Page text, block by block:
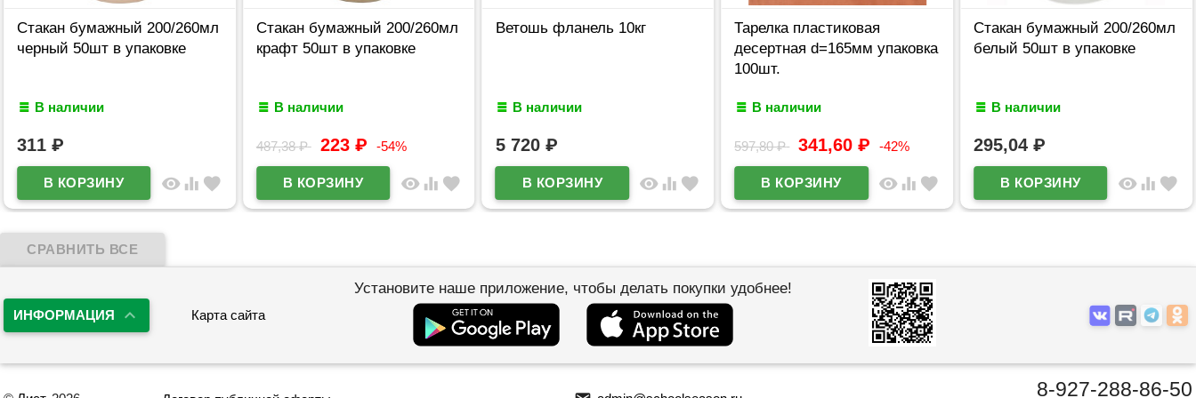
Стакан бумажный 200/260мл
черный 50шт в упаковке
В наличии
311 ₽
visibility equalizer favorite
Стакан бумажный 200/260мл
крафт 50шт в упаковке
В наличии
487,38₽ 223 ₽ -54%
visibility equalizer favorite
Ветошь фланель 10кг
В наличии
5 720 ₽
visibility equalizer favorite
Тарелка пластиковая
десертная d=165мм упаковка
100шт.
В наличии
597,80₽ 341,60₽ -42%
visibility equalizer favorite
Стакан бумажный 200/260мл
белый 50шт в упаковке
В наличии
295,04₽
visibility equalizer favorite
ИНФОРМАЦИЯ Карта сайта
Установите наше приложение, чтобы делать покупки удобнее!
8-927-288-86-50